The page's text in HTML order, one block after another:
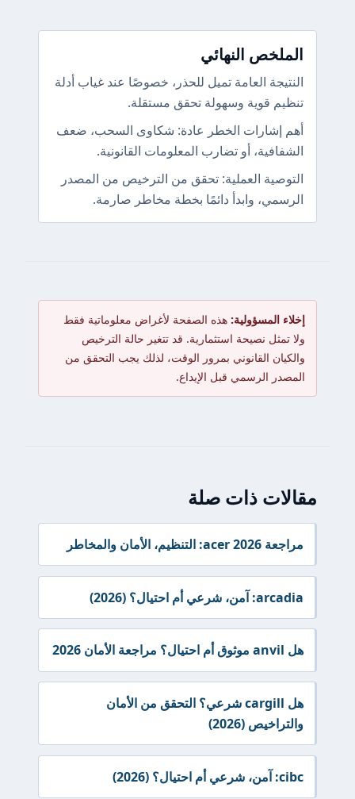
الملخص النهائي
النتيجة العامة تميل للحذر، خصوصًا عند غياب أدلة
تنظيم قوية وسهولة تحقق مستقلة.
أهم إشارات الخطر عادة: شكاوى السحب، ضعف
الشفافية، أو تضارب المعلومات القانونية.
التوصية العملية: تحقق من الترخيص من المصدر
الرسمي، وابدأ دائمًا بخطة مخاطر صارمة.
إخلاء المسؤولية: هذه الصفحة لأغراض معلوماتية فقط
ولا تمثل نصيحة استثمارية. قد تتغير حالة الترخيص
والكيان القانوني بمرور الوقت، لذلك يجب التحقق من
المصدر الرسمي قبل الإيداع.
مقالات ذات صلة
مراجعة acer 2026: التنظيم، الأمان والمخاطر
arcadia: آمن، شرعي أم احتيال؟ (2026)
هل anvil موثوق أم احتيال؟ مراجعة الأمان 2026
هل cargill شرعي؟ التحقق من الأمان
والتراخيص (2026)
cibc: آمن، شرعي أم احتيال؟ (2026)